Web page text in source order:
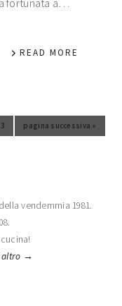
READ MORE
alla pagina
Vai alla pagina
3
Vai alla
pagina successiva »
vendemmia 1981.
altro →